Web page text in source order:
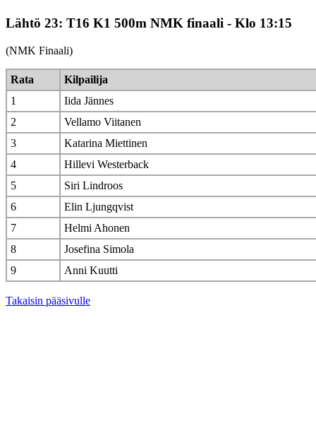
Lähtö 23: T16 K1 500m NMK finaali - Klo 13:15
(NMK Finaali)
Rata
Kilpailija
1
Iida Jännes
2
Vellamo Viitanen
3
Katarina Miettinen
4
Hillevi Westerback
5
Siri Lindroos
6
Elin Ljungqvist
7
Helmi Ahonen
8
Josefina Simola
9
Anni Kuutti
Takaisin pääsivulle